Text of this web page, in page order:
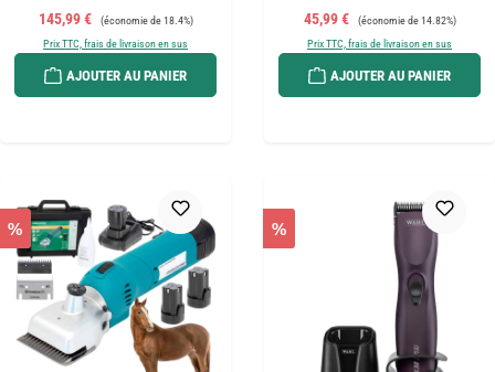
Prix de vente :
145,99 € Prix régulier :
(économie de 18.4%)
Prix TTC, frais de livraison en sus
AJOUTER AU PANIER
Prix de vente :
45,99 € Prix régulier :
(économie de 14.82%)
Prix TTC, frais de livraison en sus
AJOUTER AU PANIER
% %